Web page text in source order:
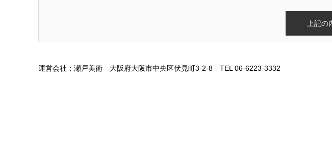
運営会社：瀬戸美術 大阪府大阪市中央区伏見町3-2-8 TEL 06-6223-3332